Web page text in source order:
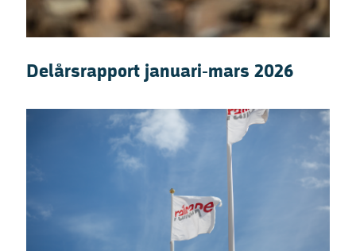
Delårsrapport januari-mars 2026